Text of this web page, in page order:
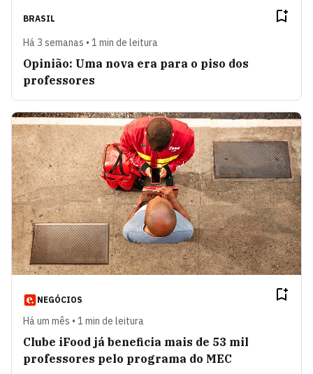
BRASIL
Há 3 semanas • 1 min de leitura
Opinião: Uma nova era para o piso dos
professores
NEGÓCIOS
Há um mês • 1 min de leitura
Clube iFood já beneficia mais de 53 mil
professores pelo programa do MEC